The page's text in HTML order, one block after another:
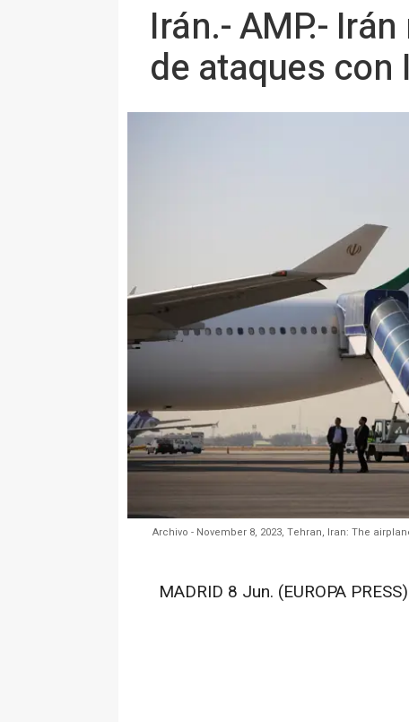
Irán.- AMP.-
de ataques con
Archivo - November 8, 2023, Tehran, Iran: The
MADRID 8 Jun. (EUROPA